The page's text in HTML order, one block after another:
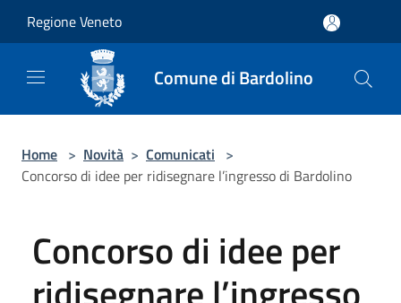
Regione Veneto
Comune di Bardolino
Home > Novità > Comunicati >
Concorso di idee per ridisegnare l’ingresso di Bardolino
Concorso di idee per